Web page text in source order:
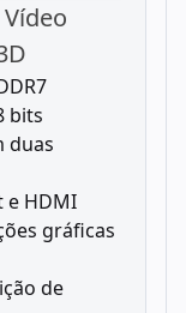
bits
duas
e HDMI
gráficas
de